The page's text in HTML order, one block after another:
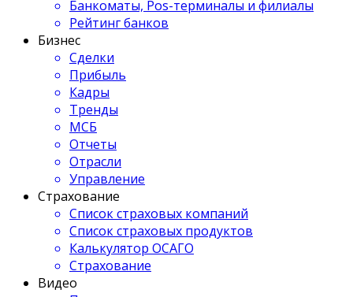
Банкоматы, Pos-терминалы и филиалы
Рейтинг банков
Бизнес
Сделки
Прибыль
Кадры
Тренды
МСБ
Отчеты
Отрасли
Управление
Страхование
Список страховых компаний
Список страховых продуктов
Калькулятор ОСАГО
Страхование
Видео